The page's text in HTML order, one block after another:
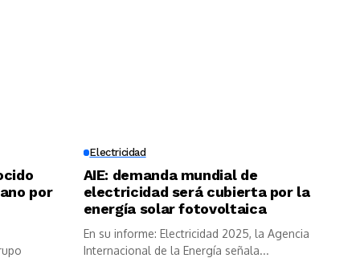
por
Electricidad
AIE: demanda mundial de
electricidad será cubierta por la
energía solar fotovoltaica
En su informe: Electricidad 2025, la Agencia
Internacional de la Energía señala...